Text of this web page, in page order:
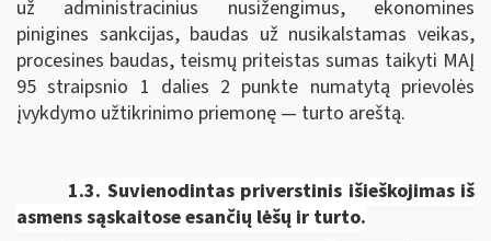
už administracinius nusižengimus, ekonomines
pinigines sankcijas, baudas už nusikalstamas veikas,
procesines baudas, teismų priteistas sumas taikyti MAĮ
95 straipsnio 1 dalies 2 punkte numatytą prievolės
įvykdymo užtikrinimo priemonę — turto areštą.
1.3. Suvienodintas priverstinis išieškojimas iš
asmens sąskaitose esančių lėšų ir turto.